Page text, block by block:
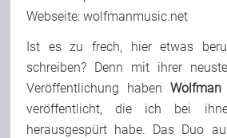
Webseite:wolfmanmusic.net
Ist es zu frech, hier etwas
schreiben? Denn mit ihrer
Veröffentlichung haben Wolfman
veröffentlicht, die ich bei
herausgespürt habe. Das Duo